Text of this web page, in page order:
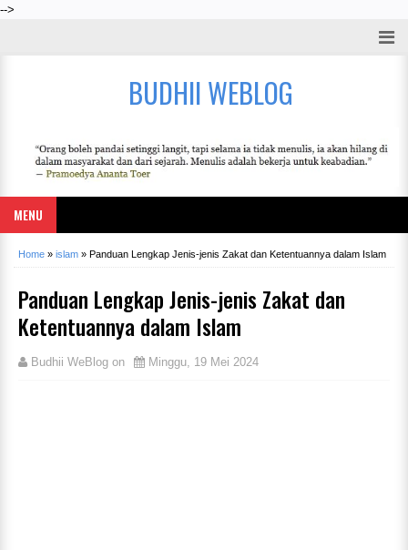
-->
BUDHII WEBLOG
MENU
Home » islam » Panduan Lengkap Jenis-jenis Zakat dan Ketentuannya dalam Islam
Panduan Lengkap Jenis-jenis Zakat dan
Ketentuannya dalam Islam
Budhii WeBlog on Minggu, 19 Mei 2024